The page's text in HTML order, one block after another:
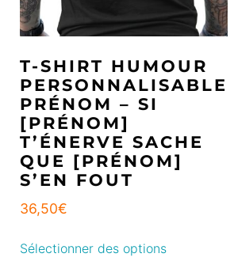
T-SHIRT HUMOUR
PERSONNALISABLE
PRÉNOM – SI
[PRÉNOM]
T’ÉNERVE SACHE
QUE [PRÉNOM]
S’EN FOUT
36,50€
Sélectionner des options